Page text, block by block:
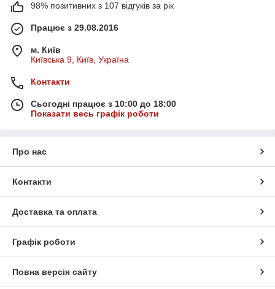
98% позитивних з 107 відгуків за рік
Працює з 29.08.2016
м. Київ
Київська 9, Київ, Україна
Контакти
Сьогодні працює з 10:00 до 18:00
Показати весь графік роботи
Про нас
Контакти
Доставка та оплата
Графік роботи
Повна версія сайту